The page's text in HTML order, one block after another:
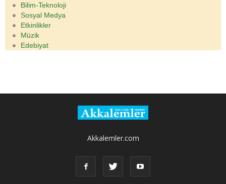
Bilim-Teknoloji
Sosyal Medya
Etkinlikler
Müzik
Edebiyat
Akkalemler.com